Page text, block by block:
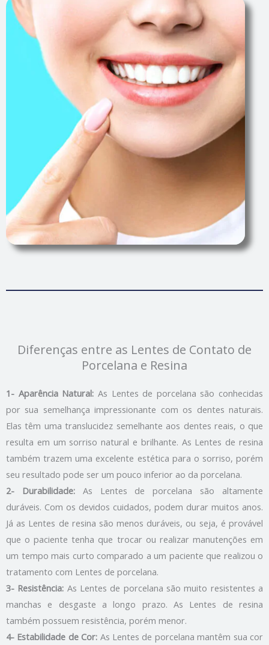
Diferenças entre as Lentes de Contato de
Porcelana e Resina
1- Aparência Natural: As Lentes de porcelana são conhecidas
por sua semelhança impressionante com os dentes naturais.
Elas têm uma translucidez semelhante aos dentes reais, o que
resulta em um sorriso natural e brilhante. As Lentes de resina
também trazem uma excelente estética para o sorriso, porém
seu resultado pode ser um pouco inferior ao da porcelana.
2- Durabilidade:As Lentes de porcelana são altamente
duráveis. Com os devidos cuidados, podem durar muitos anos.
Já as Lentes de resina são menos duráveis, ou seja, é provável
que o paciente tenha que trocar ou realizar manutenções em
um tempo mais curto comparado a um paciente que realizou o
tratamento com Lentes de porcelana.
3- Resistência: As Lentes de porcelana são muito resistentes a
manchas e desgaste a longo prazo. As Lentes de resina
também possuem resistência, porém menor.
4- Estabilidade de Cor: As Lentes de porcelana mantêm sua cor